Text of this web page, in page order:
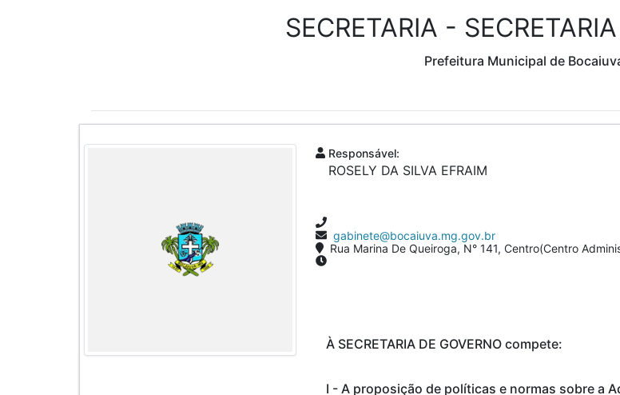
SECRETARIA -
Prefeitura Municipal de
Responsável:
ROSELY DA SILVA EFRAIM
gabinete@bocaiuva.mg.gov.br
Rua Marina De Queiroga, N° 141, Centro(Centro
À SECRETARIA DE GOVERNO compete:
I - A proposição de políticas e normas sobre a